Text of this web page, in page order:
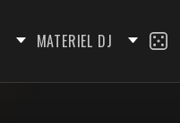
MATERIEL DJ